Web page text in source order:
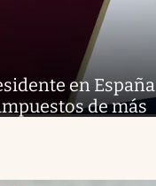
en España
de más